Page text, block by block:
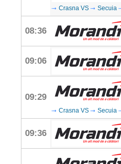
Crasna VS Secuia
08:36
09:06
09:29
Crasna VS Secuia
09:36